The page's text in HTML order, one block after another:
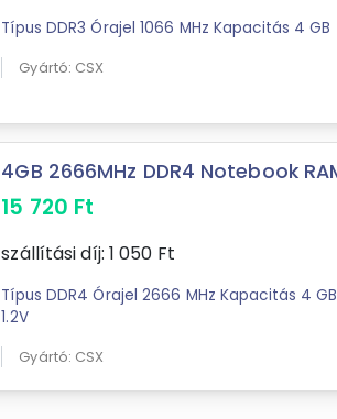
Típus DDR3 Órajel 1066 MHz Kapacitás 4 GB
Gyártó: CSX
4GB 2666MHz DDR4 Notebook
15 720 Ft
szállítási díj: 1 050 Ft
Típus DDR4 Órajel 2666 MHz Kapacitás 4
1.2V
Gyártó: CSX